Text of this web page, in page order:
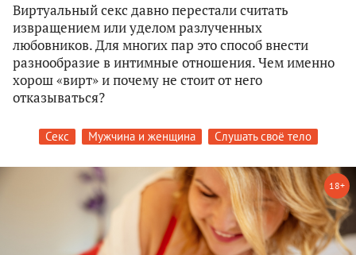
Виртуальный секс давно перестали считать
извращением или уделом разлученных
любовников. Для многих пар это способ внести
разнообразие в интимные отношения. Чем именно
хорош «вирт» и почему не стоит от него
отказываться?
Секс Мужчина и женщина Слушать своё тело
18+